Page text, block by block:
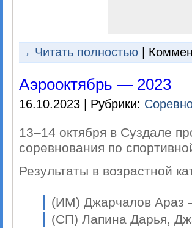
→ Читать полностью
Аэрооктябрь — 2023
16.10.2023 | Рубрики:
13–14 октября в Суздале
соревнования по
Результаты в возрастной
(ИМ) Джарчалов Араз
(СП) Лапина Дарья,